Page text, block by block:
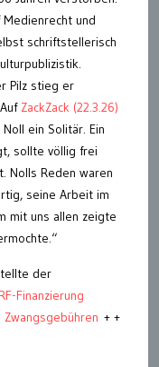
und
schriftstellerisch
Pilz stieg er
ZackZack (22.3.26)
ein Solitär. Ein
sollte völlig frei
Nolls Reden waren
seine Arbeit im
mit uns allen zeigte
der
Finanzierung
Zwangsgebühren + +